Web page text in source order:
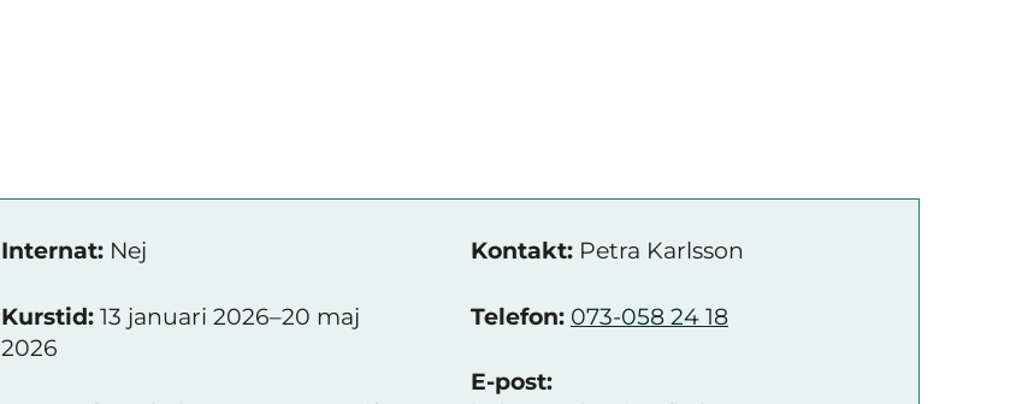
Internat: Nej
Kurstid: 13 januari 2026–20 maj
2026
Kontakt: Petra Karlsson
Telefon: 073-058 24 18
E-post: